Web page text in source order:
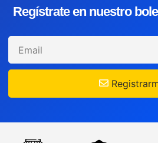
Regístrate en nuestro